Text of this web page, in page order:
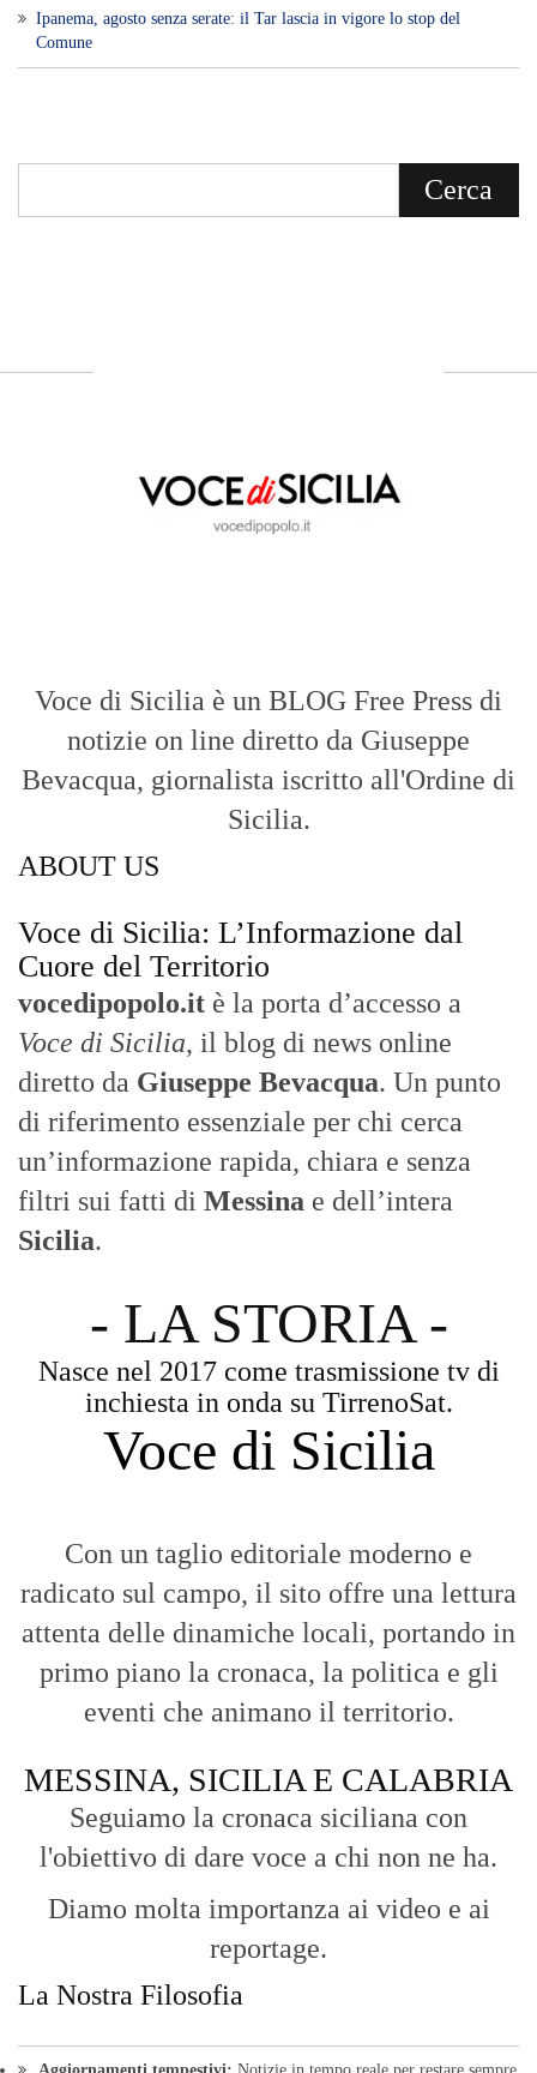
Ipanema, agosto senza serate: il Tar lascia in vigore lo stop del
Comune
Voce di Sicilia è un BLOG Free Press di
notizie on line diretto da Giuseppe
Bevacqua, giornalista iscritto all'Ordine di
Sicilia.
ABOUT US
Voce di Sicilia: L’Informazione dal
Cuore del Territorio
vocedipopolo.it è la porta d’accesso a
Voce di Sicilia, il blog di news online
diretto da Giuseppe Bevacqua. Un punto
di riferimento essenziale per chi cerca
un’informazione rapida, chiara e senza
filtri sui fatti di Messina e dell’intera
Sicilia.
- LA STORIA -
Nasce nel 2017 come trasmissione tv di
inchiesta in onda su TirrenoSat.
Voce di Sicilia
Con un taglio editoriale moderno e
radicato sul campo, il sito offre una lettura
attenta delle dinamiche locali, portando in
primo piano la cronaca, la politica e gli
eventi che animano il territorio.
MESSINA, SICILIA E CALABRIA
Seguiamo la cronaca siciliana con
l'obiettivo di dare voce a chi non ne ha.
Diamo molta importanza ai video e ai
reportage.
La Nostra Filosofia